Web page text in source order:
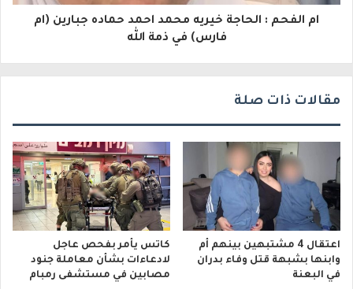
ام الفحم : الحاجة خيريه محمد احمد حماده جبارين (ام
فارس) في ذمة الله
مقالات ذات صلة
اعتقال 4 مشتبهين بينهم أم
وابنها بشبهة قتل وفاء بدران
في البعنة
كاتس يأمر بفحص عاجل
لادعاءات بشأن معاملة جنود
مصابين في مستشفى رمبام